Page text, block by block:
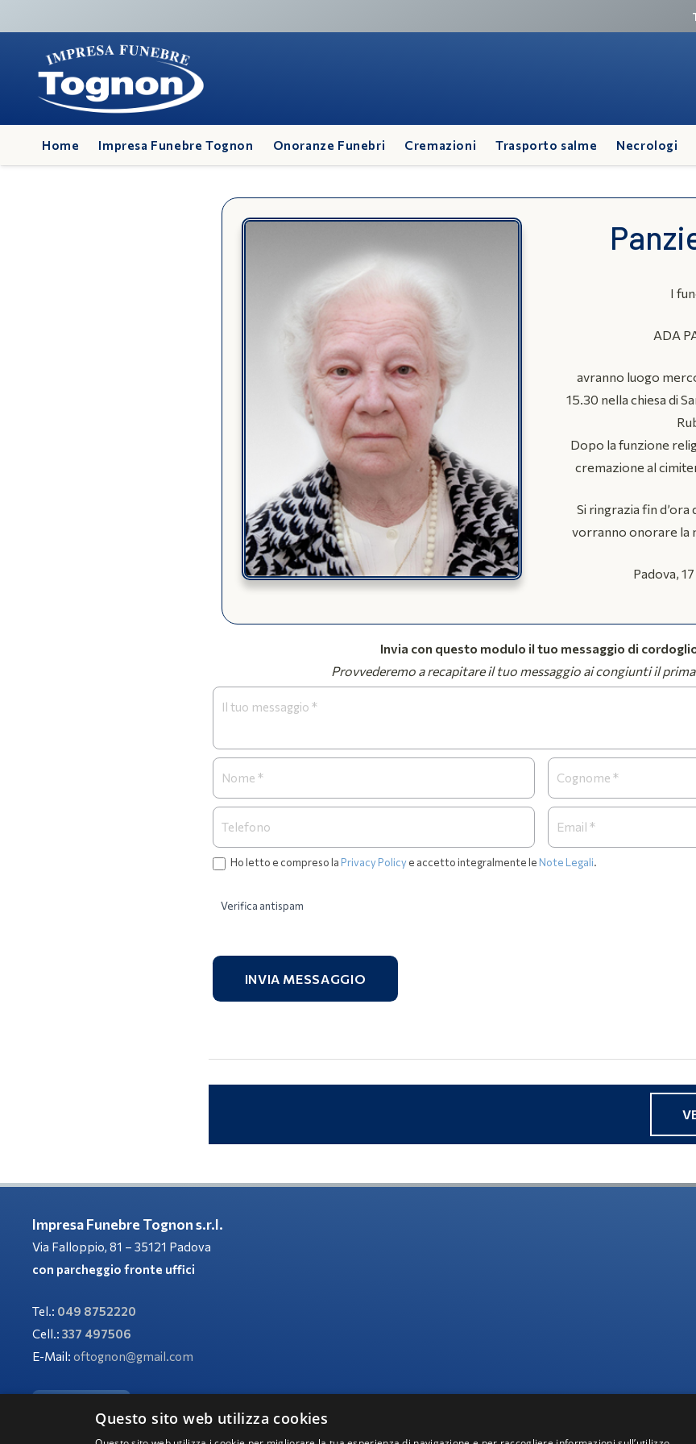
Home Impresa Funebre Tognon Onoranze Funebri Cremazioni Trasporto salme Necrologi
I
ADA
avranno luogo
15.30 nella chiesa di
Dopo la funzione
cremazione al
Si ringrazia fin d’ora
vorranno onorare la
Padova,
Invia con questo modulo il tuo messaggio di
Provvederemo a recapitare il tuo messaggio ai congiunti il
Form
Ho letto e compreso la Privacy Policye accetto integralmente le Note Legali.
Verifica antispam
INVIA MESSAGGIO
Impresa Funebre Tognon s.r.l.
Via Falloppio, 81 – 35121 Padova
con parcheggio fronte uffici
Tel.: 049 8752220
Cell.: 337 497506
E-Mail: oftognon@gmail.com
Questo sito web utilizza cookies